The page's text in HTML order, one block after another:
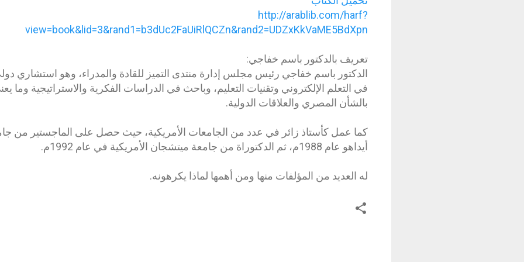
http://arablib.com/harf?
view=book&lid=3&rand1=b3dUc2FaUiRlQCZn&rand2=UDZxKkVaME5BdXpn
تعريف بالدكتور باسم خفاجي:
الدكتور باسم خفاجي رئيس مجلس إدارة منتدى التميز للقادة والمدراء، وهو استشاري
في التعلم الإلكتروني وتقنيات التعليم، وباحث في الدراسات الفكرية والاستراتيجية وما
بالشأن المصري والعلاقات الدولية.
كما عمل كأستاذ زائر في عدد من الجامعات الأمريكية، حيث حصل على الماجستير من
أيداهو عام 1988م، ثم الدكتوراة من جامعة ميتشجان الأمريكية في عام 1992م.
له العديد من المؤلفات منها ومن أهمها لماذا يكرهونه.